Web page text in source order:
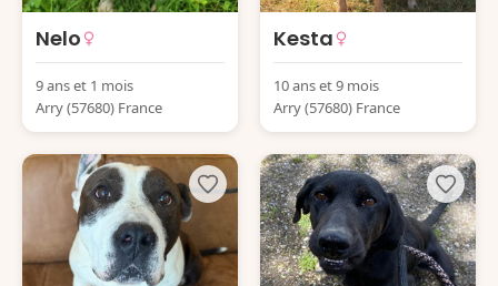
Nelo
9 ans et 1 mois
Arry (57680) France
Kesta
10 ans et 9 mois
Arry (57680) France